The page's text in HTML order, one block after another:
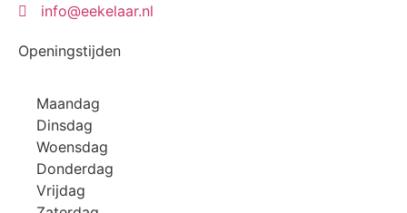
info@eekelaar.nl
Openingstijden
Maandag
Dinsdag
Woensdag
Donderdag
Vrijdag